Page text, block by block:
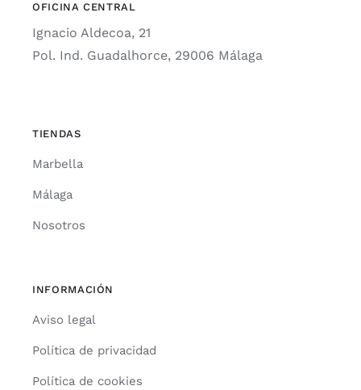
OFICINA CENTRAL
Ignacio Aldecoa, 21
Pol. Ind. Guadalhorce, 29006 Málaga
TIENDAS
Marbella
Málaga
Nosotros
INFORMACIÓN
Aviso legal
Política de privacidad
Política de cookies